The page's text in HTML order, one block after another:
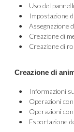
Uso del
Impostazione
Assegnazione
Creazione di
Creazione di
Creazione di
Informazioni
Operazioni con
Operazioni
Esportazione